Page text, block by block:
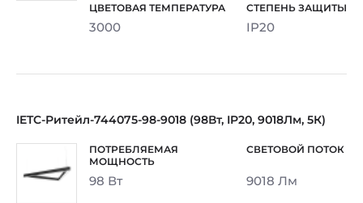
3000 IP20
IETC-Ритейл-744075-98-9018 (98Вт, IP20, 9018Лм, 5К)
98 Вт 9018 Лм